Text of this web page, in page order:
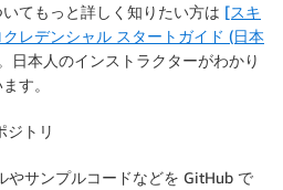
てもっと詳しく知りたい方は [スキ
レデンシャル スタートガイド (日本
日本人のインストラクターがわかり
す。
ジトリ
やサンプルコードなどを GitHub で